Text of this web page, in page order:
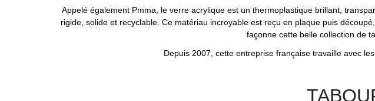
Appelé également Pmma, le verre acrylique est un thermoplastique brillant,
rigide, solide et recyclable. Ce matériau incroyable est reçu en plaque puis
façonne cette belle collection de
Depuis 2007, cette entreprise française travaille avec